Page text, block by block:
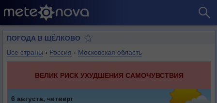
ПОГОДА В ЩЁЛКОВО
Все страны › Россия › Московская область
ВЕЛИК РИСК УХУДШЕНИЯ САМОЧУВСТВИЯ
6 августа, четверг